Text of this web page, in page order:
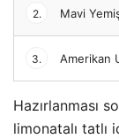
2. Mavi
3. Amerikan
Hazırlanması
limonatalı tatlı